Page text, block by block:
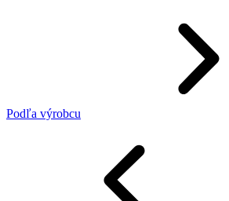
Podľa výrobcu